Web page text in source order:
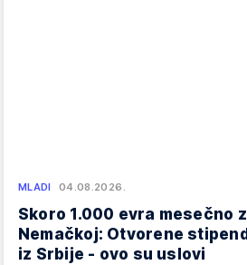
MLADI 04.08.2026.
Skoro 1.000 evra mesečno
Nemačkoj: Otvorene
iz Srbije - ovo su uslovi